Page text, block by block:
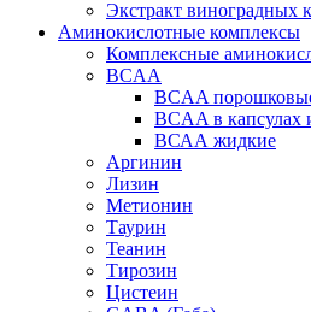
Экстракт виноградных
Аминокислотные комплексы
Комплексные
BCAA
BCAA
BCAA в капсулах
ВСАА жидкие
Аргинин
Лизин
Метионин
Таурин
Теанин
Тирозин
Цистеин